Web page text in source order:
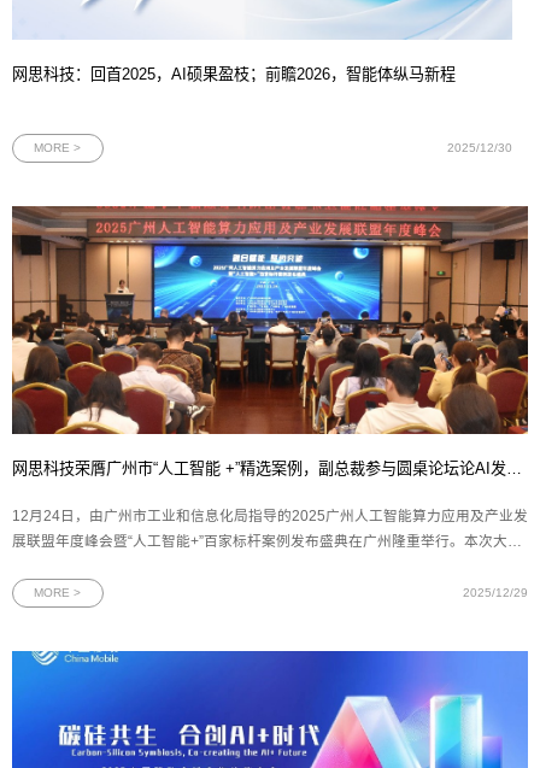
网思科技：回首2025，AI硕果盈枝；前瞻2026，智能体纵马新程
MORE > 2025/12/30
12月24日，由广州市工业和信息化局指导的2025广州人工智能算力应用及产业发
展联盟年度峰会暨“人工智能+”百家标杆案例发布盛典在广州隆重举行。本次大会
业交流与合作搭建重要平台。网思科技荣膺广州市第三批“人工智能+”典型案例及
MORE > 2025/12/29